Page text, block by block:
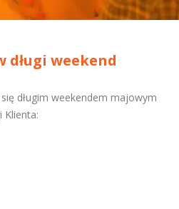
długi weekend
długim weekendem majowym
Klienta: